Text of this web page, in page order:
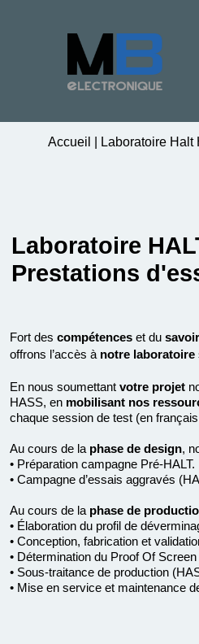
Accueil Laboratoire Halt
Laboratoire
Prestations
Fort des compétenceset du
offrons l’accès à notre laboratoire
En nous soumettant votre projet
HASS, en mobilisant nos
chaque session de test (en
Au cours de la phase de design,
• Préparation campagne Pré-HALT.
• Campagne d’essais aggravés
Au cours de la phase de
• Élaboration du profil de
• Conception, fabrication et
• Détermination du Proof Of
• Sous-traitance de production
• Mise en service et maintenance